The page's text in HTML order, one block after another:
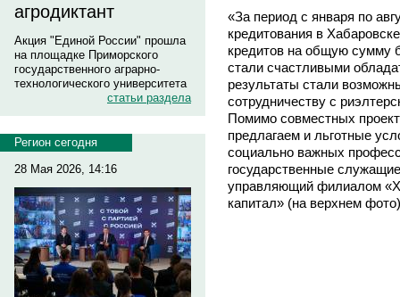
агродиктант
Акция "Единой России" прошла
на площадке Приморского
государственного аграрно-
технологического университета
статьи раздела
Регион сегодня
28 Мая 2026, 14:16
«За период с января по
кредитования в
кредитов на общую сумму
стали счастливыми
результаты стали
сотрудничеству с
Помимо совместных
предлагаем и льготные
социально важных
государственные
управляющий филиалом
капитал» (на верхнем